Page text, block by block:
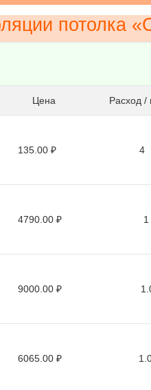
потолка
Цена Расход /
135.00 ₽ 4
4790.00 ₽ 1
9000.00 ₽
6065.00 ₽